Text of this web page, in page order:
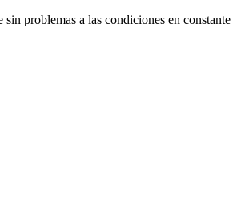
problemas a las condiciones en constante